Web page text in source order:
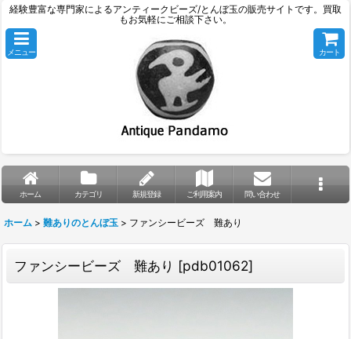
経験豊富な専門家によるアンティークビーズ/とんぼ玉の販売サイトです。買取
もお気軽にご相談下さい。
メニュー カート
ホーム カテゴリ 新規登録 ご利用案内 問い合わせ
ホーム > 難ありのとんぼ玉 > ファンシービーズ 難あり
ファンシービーズ 難あり [pdb01062]